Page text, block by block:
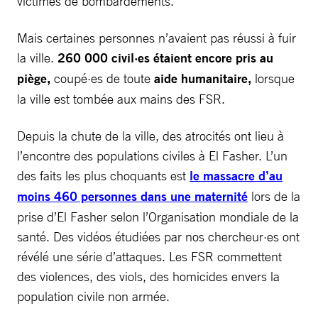
Mais certaines personnes n’avaient pas réussi à fuir
la ville. 260 000 civil·es étaient encore pris au
piège, coupé·es de toute aide humanitaire, lorsque
la ville est tombée aux mains des FSR.
Depuis la chute de la ville, des atrocités ont lieu à
l’encontre des populations civiles à El Fasher. L’un
des faits les plus choquants est le massacre d’au
moins 460 personnes dans une maternité lors de la
prise d’El Fasher selon l’Organisation mondiale de la
santé. Des vidéos étudiées par nos chercheur·es ont
révélé une série d’attaques. Les FSR commettent
des violences, des viols, des homicides envers la
population civile non armée.